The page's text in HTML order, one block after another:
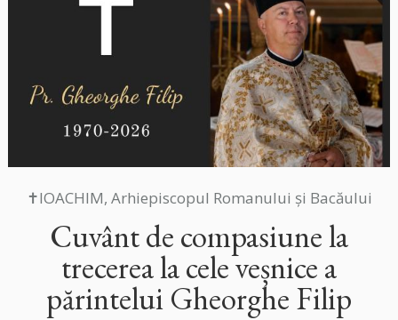
✝IOACHIM, Arhiepiscopul Romanului și Bacăului
Cuvânt de compasiune la
trecerea la cele veșnice a
părintelui Gheorghe Filip